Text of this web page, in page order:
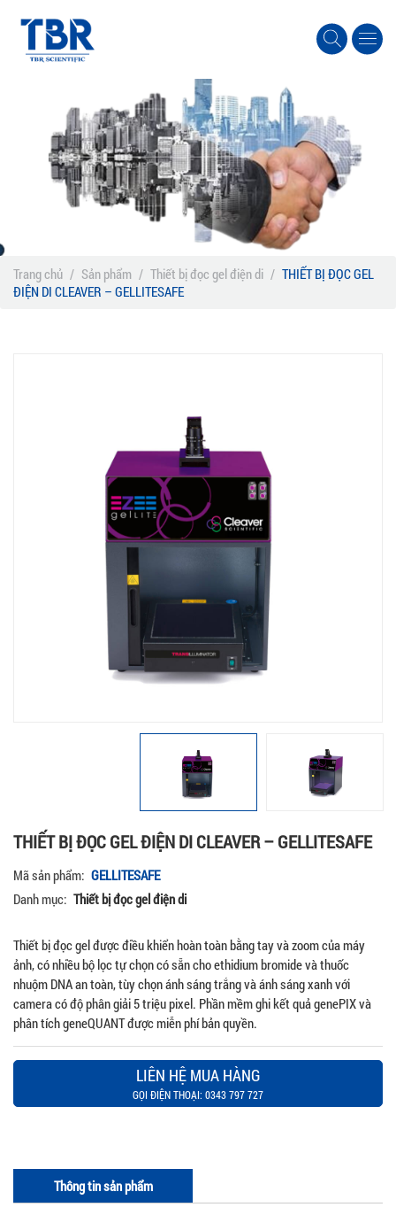
Trang chủ / Sản phẩm / Thiết bị đọc gel điện di / THIẾT BỊ ĐỌC GEL
ĐIỆN DI CLEAVER – GELLITESAFE
THIẾT BỊ ĐỌC GEL ĐIỆN DI CLEAVER – GELLITESAFE
Mã sản phẩm: GELLITESAFE
Danh mục: Thiết bị đọc gel điện di
Thiết bị đọc gel được điều khiển hoàn toàn bằng tay và zoom của máy
ảnh, có nhiều bộ lọc tự chọn có sẵn cho ethidium bromide và thuốc
nhuộm DNA an toàn, tùy chọn ánh sáng trắng và ánh sáng xanh với
camera có độ phân giải 5 triệu pixel. Phần mềm ghi kết quả genePIX và
phân tích geneQUANT được miễn phí bản quyền.
LIÊN HỆ MUA HÀNG
GỌI ĐIỆN THOẠI: 0343 797 727
Thông tin sản phẩm